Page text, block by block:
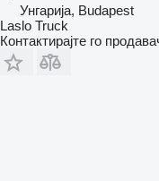
Унгарија, Budapest
Laslo Truck
Контактирајте го